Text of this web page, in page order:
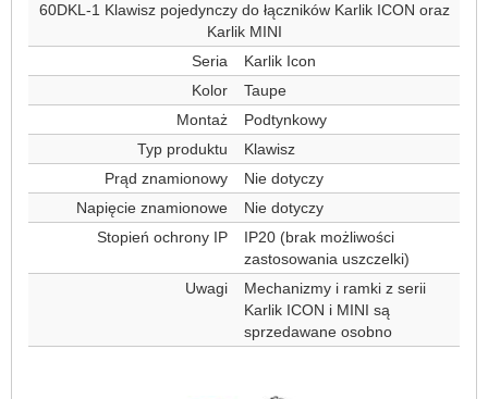
60DKL-1 Klawisz pojedynczy do łączników Karlik ICON oraz
Karlik MINI
Seria
Karlik Icon
Kolor
Taupe
Montaż
Podtynkowy
Typ produktu
Klawisz
Prąd znamionowy
Nie dotyczy
Napięcie znamionowe
Nie dotyczy
Stopień ochrony IP
IP20 (brak możliwości
zastosowania uszczelki)
Uwagi
Mechanizmy i ramki z serii
Karlik ICON i MINI są
sprzedawane osobno